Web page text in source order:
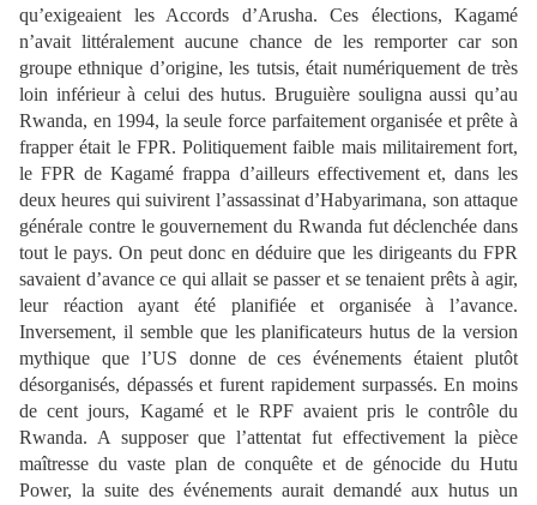
qu’exigeaient les Accords d’Arusha. Ces élections, Kagamé
n’avait littéralement aucune chance de les remporter car son
groupe ethnique d’origine, les tutsis, était numériquement de très
loin inférieur à celui des hutus. Bruguière souligna aussi qu’au
Rwanda, en 1994, la seule force parfaitement organisée et prête à
frapper était le FPR. Politiquement faible mais militairement fort,
le FPR de Kagamé frappa d’ailleurs effectivement et, dans les
deux heures qui suivirent l’assassinat d’Habyarimana, son attaque
générale contre le gouvernement du Rwanda fut déclenchée dans
tout le pays. On peut donc en déduire que les dirigeants du FPR
savaient d’avance ce qui allait se passer et se tenaient prêts à agir,
leur réaction ayant été planifiée et organisée à l’avance.
Inversement, il semble que les planificateurs hutus de la version
mythique que l’US donne de ces événements étaient plutôt
désorganisés, dépassés et furent rapidement surpassés. En moins
de cent jours, Kagamé et le RPF avaient pris le contrôle du
Rwanda. A supposer que l’attentat fut effectivement la pièce
maîtresse du vaste plan de conquête et de génocide du Hutu
Power, la suite des événements aurait demandé aux hutus un